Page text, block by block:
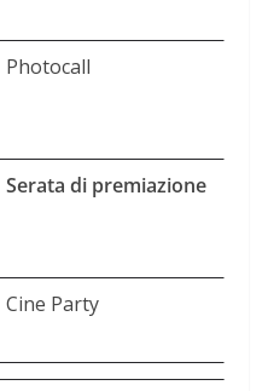
Photocall
Serata di premiazione
Cine Party